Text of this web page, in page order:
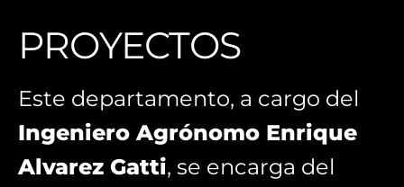
PROYECTOS
Este departamento, a cargo del
Ingeniero Agrónomo Enrique
Alvarez Gatti, se encarga del